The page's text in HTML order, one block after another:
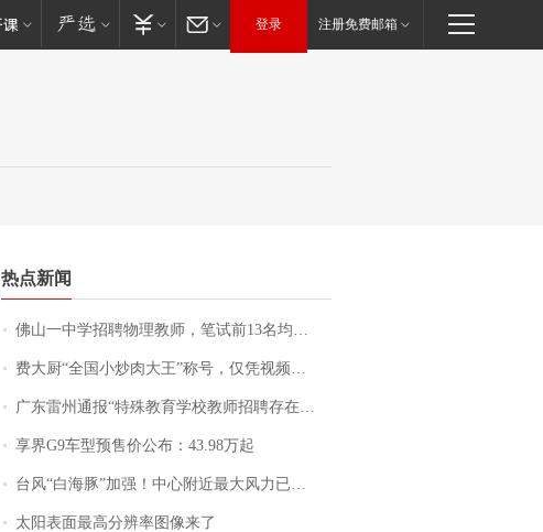
登录 注册免费邮箱
热点新闻
佛山一中学招聘物理教师，笔试前13名均遭淘汰？教育局：已叫停招聘，成立调查组全面核查
费大厨“全国小炒肉大王”称号，仅凭视频评出？中国烹饪协会回应
广东雷州通报“特殊教育学校教师招聘存在违规行为”：已启动问责程序 副校长被停职
享界G9车型预售价公布：43.98万起
台风“白海豚”加强！中心附近最大风力已达15级 最新研判
太阳表面最高分辨率图像来了